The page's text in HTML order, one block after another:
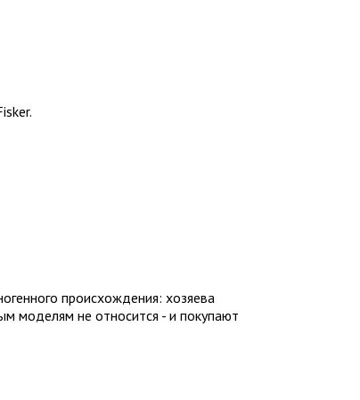
происхождения: хозяева
моделям не относится - и покупают